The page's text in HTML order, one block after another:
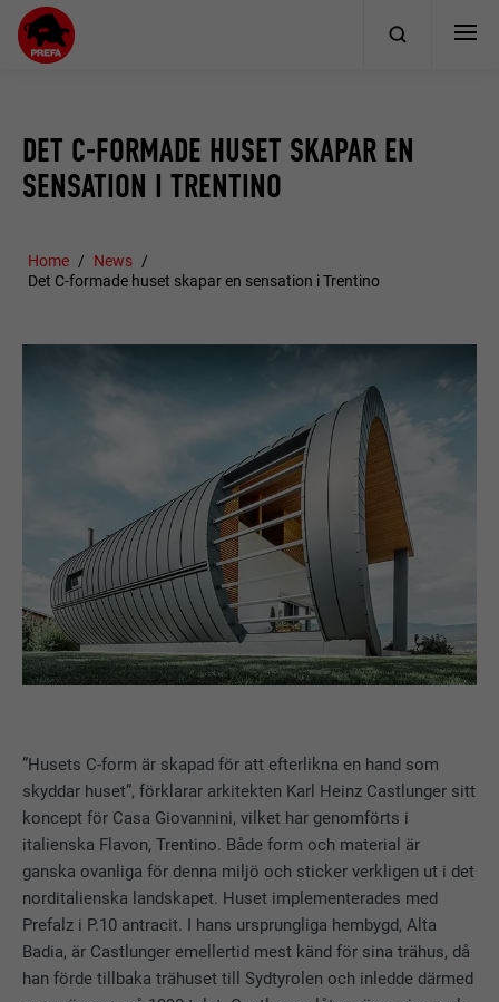
DET C-FORMADE HUSET SKAPAR EN
SENSATION I TRENTINO
Home
News
Det C-formade huset skapar en sensation i Trentino
”Husets C-form är skapad för att efterlikna en hand som
skyddar huset”, förklarar arkitekten Karl Heinz Castlunger sitt
koncept för Casa Giovannini, vilket har genomförts i
italienska Flavon, Trentino. Både form och material är
ganska ovanliga för denna miljö och sticker verkligen ut i det
norditalienska landskapet. Huset implementerades med
Prefalz i P.10 antracit. I hans ursprungliga hembygd, Alta
Badia, är Castlunger emellertid mest känd för sina trähus, då
han förde tillbaka trähuset till Sydtyrolen och inledde därmed